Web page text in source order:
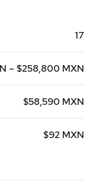
17
– $258,800 MXN
$58,590 MXN
$92 MXN